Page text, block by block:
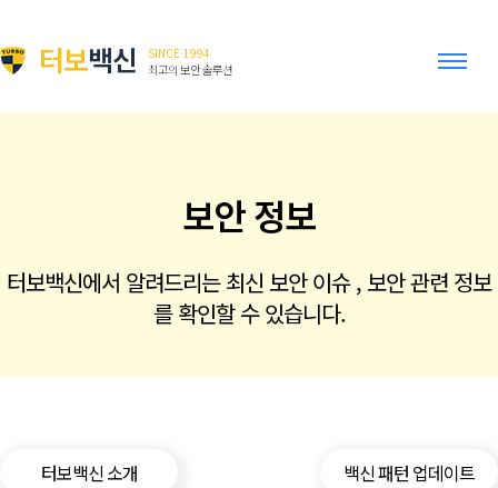
터보백신
SINCE 1994
최고의 보안 솔루션
보안 정보
터보백신에서 알려드리는 최신 보안 이슈 , 보안 관련 정보
를 확인할 수 있습니다.
터보백신 소개 백신 패턴 업데이트